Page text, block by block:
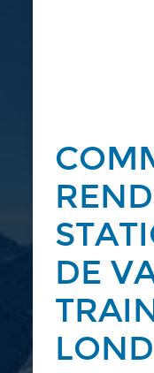
DE